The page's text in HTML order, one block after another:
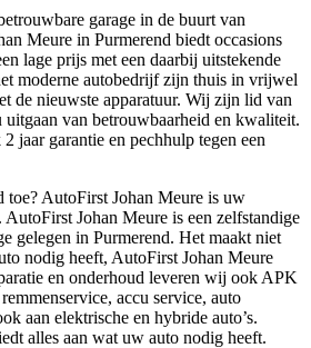
garage in de buurt van
Meure in Purmerend biedt occasions
lage prijs met een daarbij uitstekende
moderne autobedrijf zijn thuis in vrijwel
de nieuwste apparatuur. Wij zijn lid van
van betrouwbaarheid en kwaliteit.
jaar garantie en pechhulp tegen een
toe? AutoFirst Johan Meure is uw
AutoFirst Johan Meure is een zelfstandige
gelegen in Purmerend. Het maakt niet
nodig heeft, AutoFirst Johan Meure
en onderhoud leveren wij ook APK
accu service, auto
aan elektrische en hybride auto’s.
alles aan wat uw auto nodig heeft.